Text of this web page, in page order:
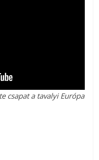
csapat a tavalyi Európa